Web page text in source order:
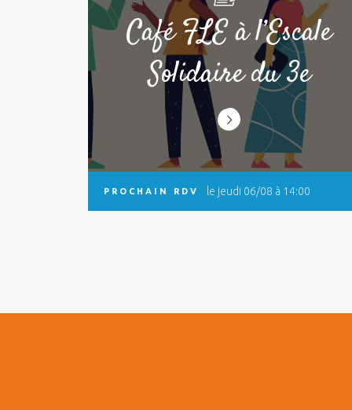
Café FLE à l’Escale
Solidaire du 3e
PROCHAIN RDV le jeudi 06/08 à 14:00